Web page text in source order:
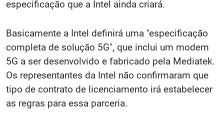
especificação que a Intel ainda criará.
Basicamente a Intel definirá uma "especificação
completa de solução 5G", que inclui um modem
5G a ser desenvolvido e fabricado pela Mediatek.
Os representantes da Intel não confirmaram que
tipo de contrato de licenciamento irá estabelecer
as regras para essa parceria.